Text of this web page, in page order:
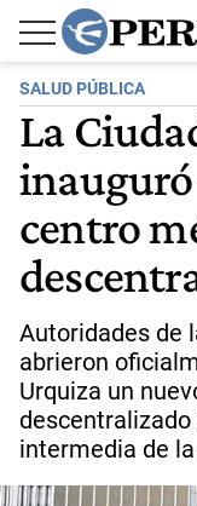
SALUD PÚBLICA
La
centro
Autoridades de
abrieron
Urquiza un
intermedia de